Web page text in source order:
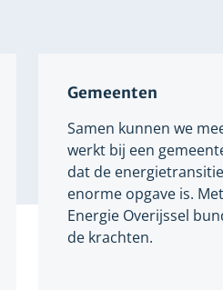
Gemeenten
Samen kunnen we
werkt bij een
dat de
enorme opgave is.
Energie Overijssel
de krachten.